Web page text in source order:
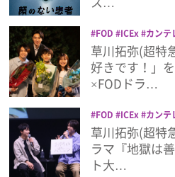
ライフスタイル
プレゼント
インタビュー
フィルム
FOD ICEx カンテ
レビ
地獄は善意で
超特急 高野洸
草川拓弥(超特
好きです！」
×FODドラ…
FOD ICEx カンテ
フジテレビ 地獄は
高野洸
草川拓弥(超特
ラマ『地獄は
ト大…